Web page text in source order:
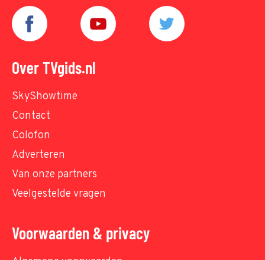
Over TVgids.nl
SkyShowtime
Contact
Colofon
Adverteren
Van onze partners
Veelgestelde vragen
Voorwaarden & privacy